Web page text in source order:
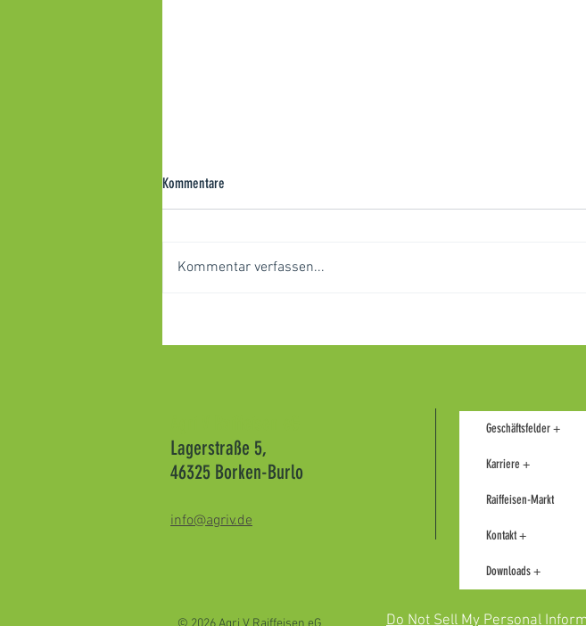
Wir packen Ihre Ernte ein
optimal vorsorgen!
Kommentare
Kommentar verfassen...
Lagerstraße 5,
46325 Borken-Burlo
info@agriv.de
Geschäftsfelder +
Karriere +
Raiffeisen-Markt
Kontakt +
Downloads +
Do Not Sell My Personal